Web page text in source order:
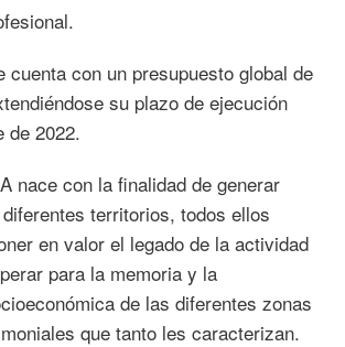
cuenta con un presupuesto global de
su plazo de ejecución
de 2022.
nace con la finalidad de generar
territorios, todos ellos
en valor el legado de la actividad
para la memoria y la
de las diferentes zonas
que tanto les caracterizan.